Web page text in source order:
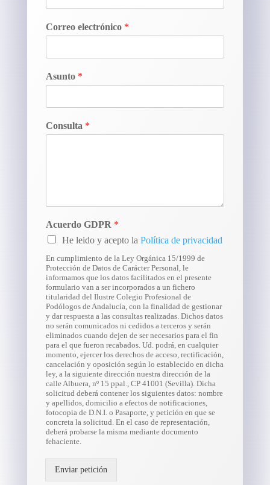
Correo electrónico *
Asunto *
Consulta *
Acuerdo GDPR *
He leido y acepto la Política de privacidad
En cumplimiento de la Ley Orgánica 15/1999 de
Protección de Datos de Carácter Personal, le
informamos que los datos facilitados en el presente
formulario van a ser incorporados a un fichero
titularidad del Ilustre Colegio Profesional de
Podólogos de Andalucía, con la finalidad de gestionar
y dar respuesta a las consultas realizadas. Dichos datos
no serán comunicados ni cedidos a terceros y serán
eliminados cuando dejen de ser necesarios para el fin
para el que fueron recabados. Ud. podrá, en cualquier
momento, ejercer los derechos de acceso, rectificación,
cancelación y oposición según lo establecido en dicha
ley, a la siguiente dirección nuestra dirección de la
calle Albuera, nº 15 ppal., CP 41001 (Sevilla). Dicha
solicitud deberá contener los siguientes datos: nombre
y apellidos, domicilio a efectos de notificaciones,
fotocopia de D.N.I. o Pasaporte, y petición en que se
concreta la solicitud. En el caso de representación,
deberá probarse la misma mediante documento
fehaciente.
Enviar petición